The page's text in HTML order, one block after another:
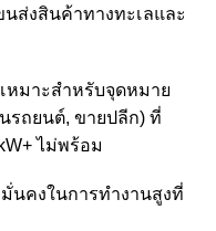
ส่งสินค้าทางทะเลและ
เหมาะสําหรับจุดหมาย
รถยนต์, ขายปลีก) ที่
ไม่พร้อม
นคงในการทํางานสูงที่